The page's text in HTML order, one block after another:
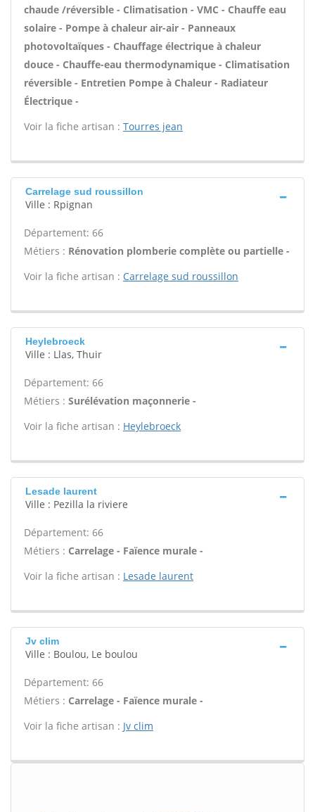
chaude /réversible - Climatisation - VMC - Chauffe eau
solaire - Pompe à chaleur air-air - Panneaux
photovoltaïques - Chauffage électrique à chaleur
douce - Chauffe-eau thermodynamique - Climatisation
réversible - Entretien Pompe à Chaleur - Radiateur
Électrique -
Voir la fiche artisan : Tourres jean
Carrelage sud roussillon
Ville : Rpignan
Département: 66
Métiers : Rénovation plomberie complète ou partielle -
Voir la fiche artisan : Carrelage sud roussillon
Heylebroeck
Ville : Llas, Thuir
Département: 66
Métiers : Surélévation maçonnerie -
Voir la fiche artisan : Heylebroeck
Lesade laurent
Ville : Pezilla la riviere
Département: 66
Métiers : Carrelage - Faïence murale -
Voir la fiche artisan : Lesade laurent
Jv clim
Ville : Boulou, Le boulou
Département: 66
Métiers : Carrelage - Faïence murale -
Voir la fiche artisan : Jv clim